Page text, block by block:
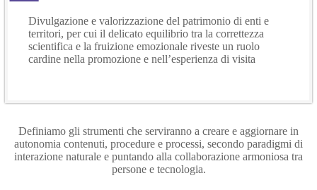
Divulgazione e valorizzazione del patrimonio di enti e
territori, per cui il delicato equilibrio tra la correttezza
scientifica e la fruizione emozionale riveste un ruolo
cardine nella promozione e nell’esperienza di visita
Definiamo gli strumenti che serviranno a creare e aggiornare in
autonomia contenuti, procedure e processi, secondo paradigmi di
interazione naturale e puntando alla collaborazione armoniosa tra
persone e tecnologia.